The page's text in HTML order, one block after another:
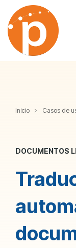
the
main
content.
Inicio Casos de
DOCUMENTOS